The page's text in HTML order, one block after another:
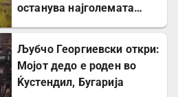
останува најголемата
Љубчо Георгиевски откри:
Мојот дедо е роден во
Ќустендил, Бугарија